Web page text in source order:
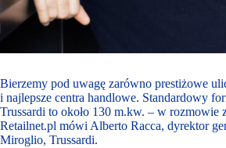
Bierzemy pod uwagę zarówno prestiżowe
i najlepsze centra handlowe. Standardowy
Trussardi to około 130 m.kw. – w rozmowie
Retailnet.pl mówi Alberto Racca, dyrektor
Miroglio, Trussardi.